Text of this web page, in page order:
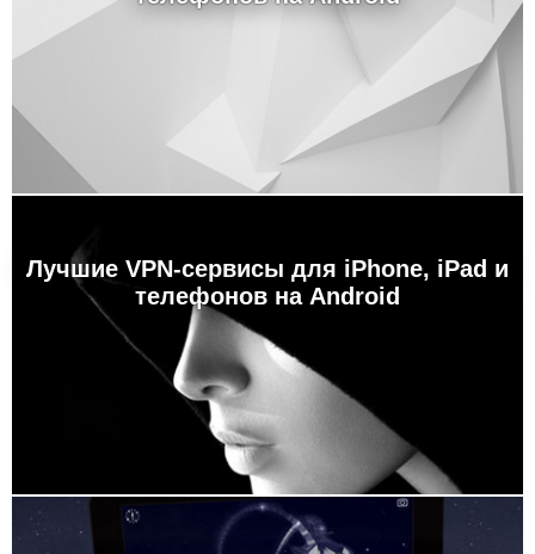
Лучшие VPN-сервисы для iPhone, iPad и
телефонов на Android